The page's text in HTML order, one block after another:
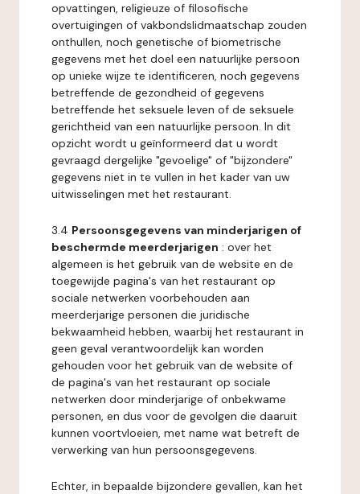
opvattingen, religieuze of filosofische
overtuigingen of vakbondslidmaatschap zouden
onthullen, noch genetische of biometrische
gegevens met het doel een natuurlijke persoon
op unieke wijze te identificeren, noch gegevens
betreffende de gezondheid of gegevens
betreffende het seksuele leven of de seksuele
gerichtheid van een natuurlijke persoon. In dit
opzicht wordt u geïnformeerd dat u wordt
gevraagd dergelijke "gevoelige" of "bijzondere"
gegevens niet in te vullen in het kader van uw
uitwisselingen met het restaurant.
3.4 Persoonsgegevens van minderjarigen of
beschermde meerderjarigen : over het
algemeen is het gebruik van de website en de
toegewijde pagina's van het restaurant op
sociale netwerken voorbehouden aan
meerderjarige personen die juridische
bekwaamheid hebben, waarbij het restaurant in
geen geval verantwoordelijk kan worden
gehouden voor het gebruik van de website of
de pagina's van het restaurant op sociale
netwerken door minderjarige of onbekwame
personen, en dus voor de gevolgen die daaruit
kunnen voortvloeien, met name wat betreft de
verwerking van hun persoonsgegevens.
Echter, in bepaalde bijzondere gevallen, kan het